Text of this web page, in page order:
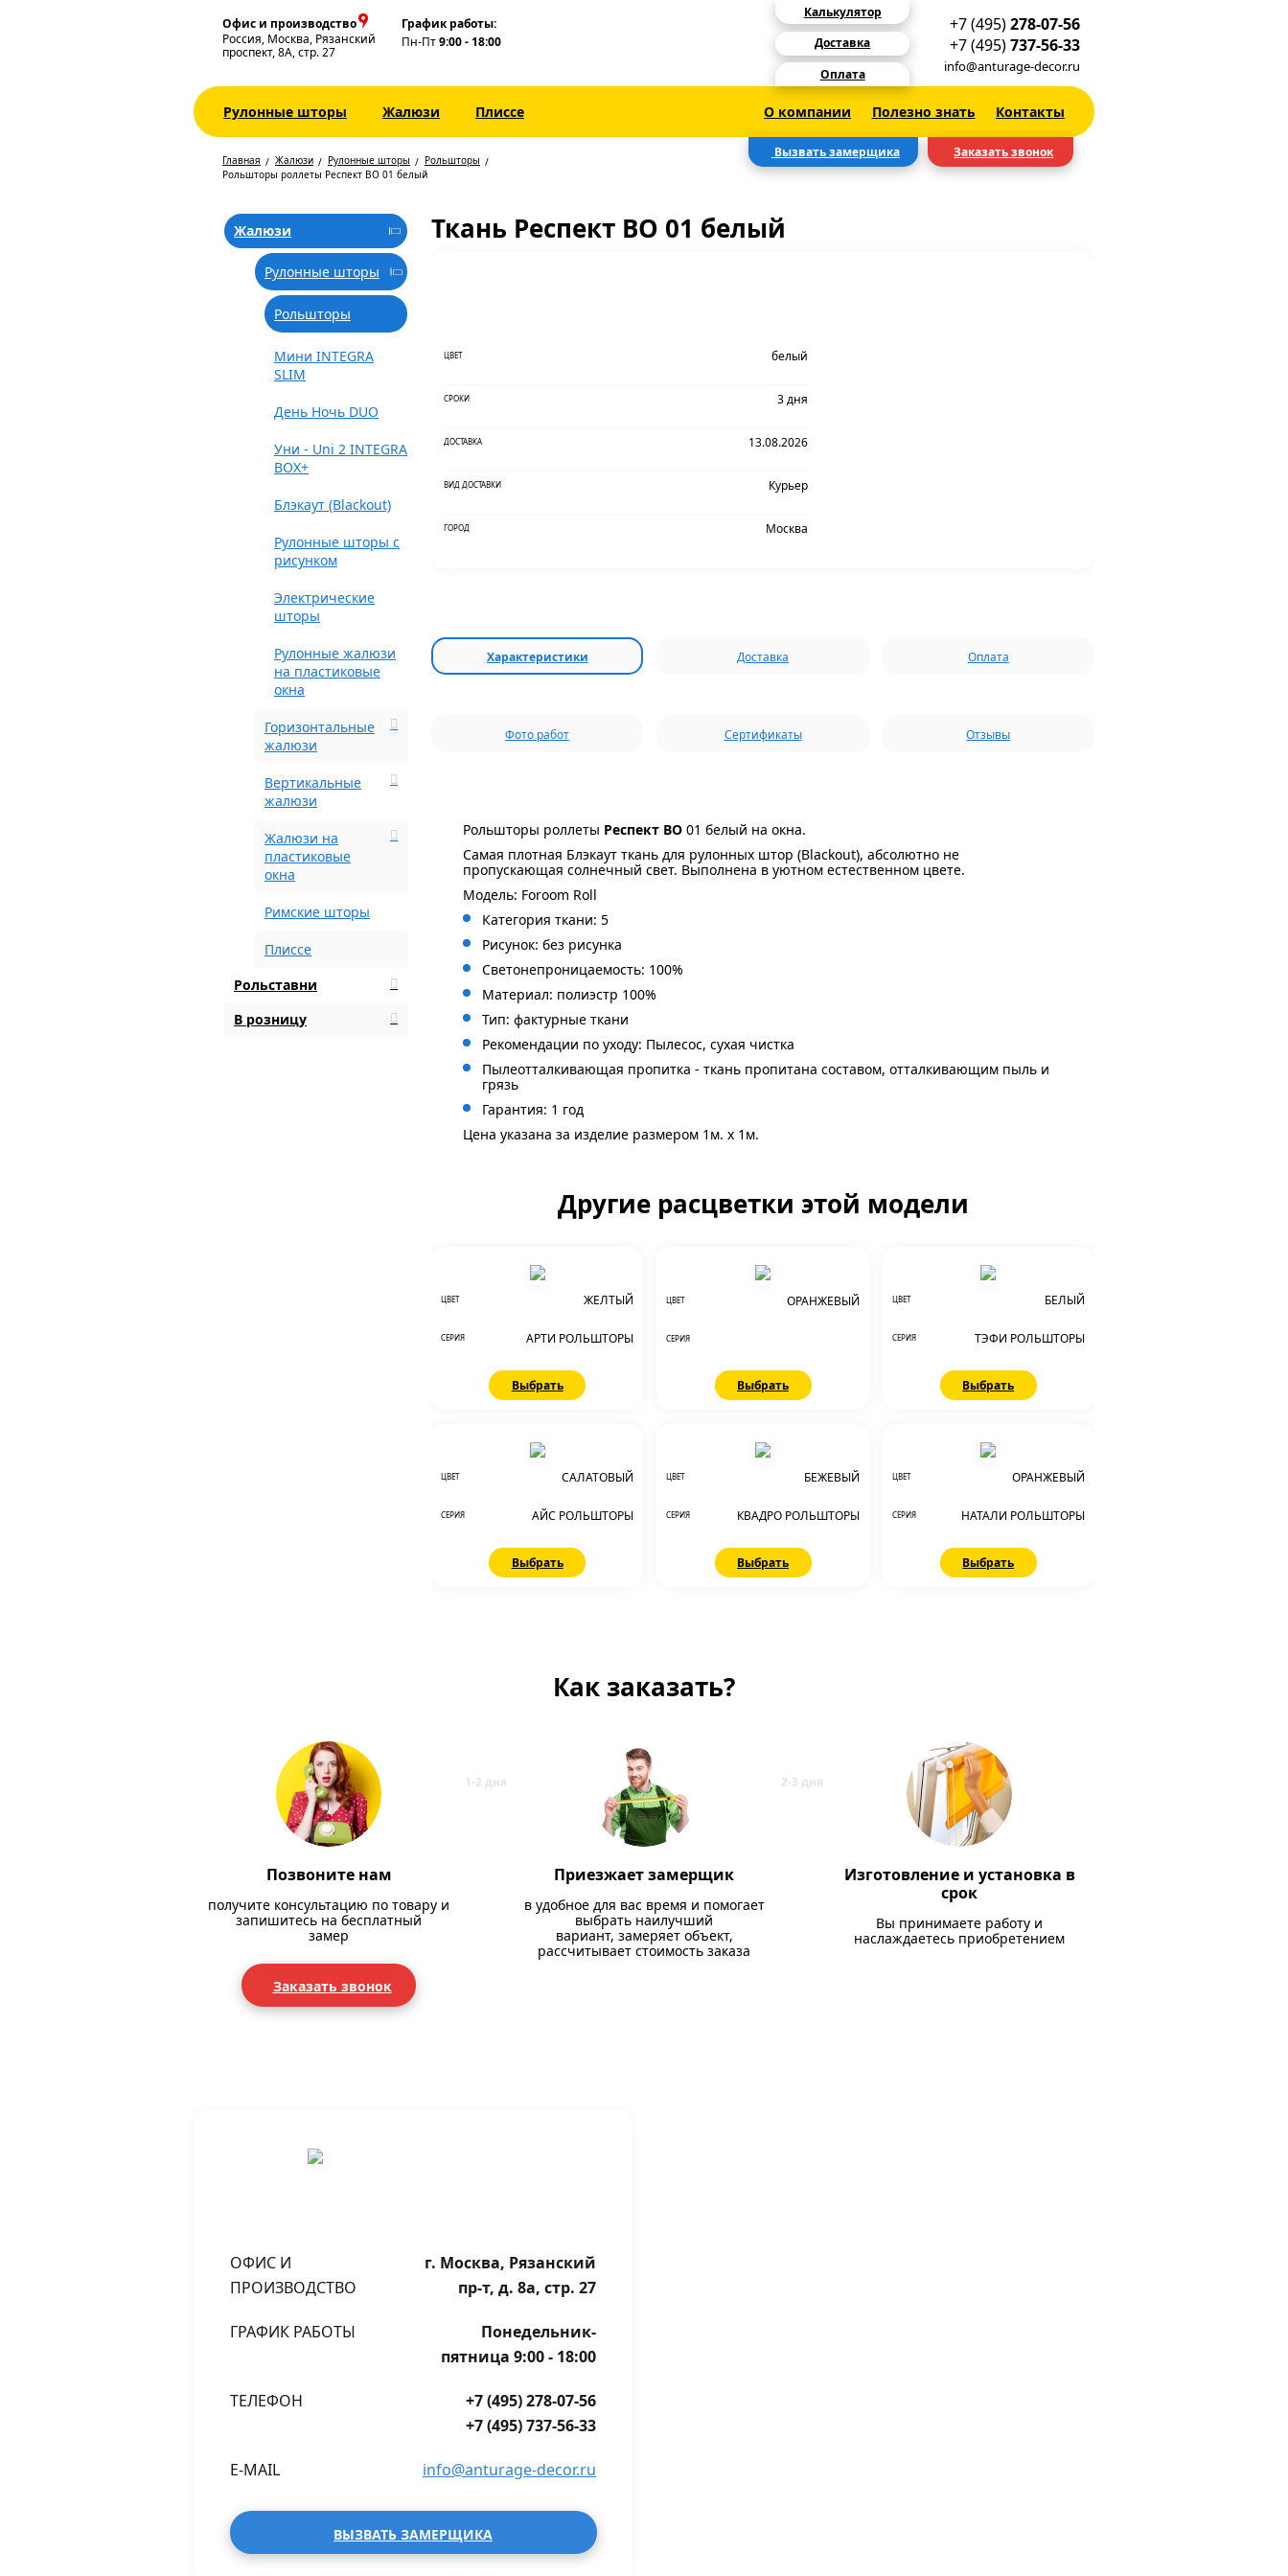
Офис и производство
Россия, Москва, Рязанский
проспект, 8А, стр. 27
График работы:
Пн-Пт9:00 - 18:00
Калькулятор
Доставка
Оплата
+7 (495)278-07-56
+7 (495)737-56-33
info@anturage-decor.ru
Рулонные шторы Жалюзи Плиссе О компании Полезно знать Контакты
Вызвать замерщика Заказать звонок
Главная Жалюзи Рулонные шторы
Рольшторы
Рольшторы роллеты Респект ВО 01 белый
Жалюзи
Рулонные шторы
Рольшторы
Мини INTEGRA
SLIM
День Ночь DUO
Уни - Uni 2 INTEGRA
BOX+
Блэкаут (Blackout)
Рулонные шторы с
рисунком
Электрические
шторы
Рулонные жалюзи
на пластиковые
окна
Горизонтальные
жалюзи
Вертикальные
жалюзи
Жалюзи на
пластиковые
окна
Римские шторы
Плиссе
Рольставни
В розницу
Ткань Респект ВО 01 белый
ЦВЕТ белый
СРОКИ 3 дня
ДОСТАВКА 13.08.2026
ВИД ДОСТАВКИ Курьер
ГОРОД Москва
Характеристики Доставка Оплата
Фото работ Сертификаты Отзывы
Рольшторы роллеты Респект ВО 01 белый на окна.
Самая плотная Блэкаут ткань для рулонных штор (Blackout), абсолютно не
пропускающая солнечный свет. Выполнена в уютном естественном цвете.
Модель: Foroom Roll
Категория ткани: 5
Рисунок: без рисунка
Светонепроницаемость: 100%
Материал: полиэстр 100%
Тип: фактурные ткани
Рекомендации по уходу: Пылесос, сухая чистка
Пылеотталкивающая пропитка - ткань пропитана составом, отталкивающим пыль и
грязь
Гарантия: 1 год
Цена указана за изделие размером 1м. x 1м.
Другие расцветки этой модели
ЦВЕТ ЖЕЛТЫЙ
СЕРИЯ АРТИ РОЛЬШТОРЫ
Выбрать
ЦВЕТ ОРАНЖЕВЫЙ
СЕРИЯ
Выбрать
ЦВЕТ БЕЛЫЙ
СЕРИЯ ТЭФИ РОЛЬШТОРЫ
Выбрать
ЦВЕТ САЛАТОВЫЙ
СЕРИЯ АЙС РОЛЬШТОРЫ
Выбрать
ЦВЕТ БЕЖЕВЫЙ
СЕРИЯ КВАДРО РОЛЬШТОРЫ
Выбрать
ЦВЕТ ОРАНЖЕВЫЙ
СЕРИЯ НАТАЛИ РОЛЬШТОРЫ
Выбрать
Как заказать?
Позвоните нам
получите консультацию по товару и
запишитесь на бесплатный
замер
Заказать звонок
Приезжает замерщик
в удобное для вас время и помогает
выбрать наилучший
вариант, замеряет объект,
рассчитывает стоимость заказа
Изготовление и установка в
срок
Вы принимаете работу и
наслаждаетесь приобретением
ОФИС И
ПРОИЗВОДСТВО
г. Москва, Рязанский
пр-т, д. 8а, стр. 27
ГРАФИК РАБОТЫ
Понедельник-
пятница 9:00 - 18:00
ТЕЛЕФОН
+7 (495) 278-07-56
+7 (495) 737-56-33
E-MAIL info@anturage-decor.ru
ВЫЗВАТЬ ЗАМЕРЩИКА